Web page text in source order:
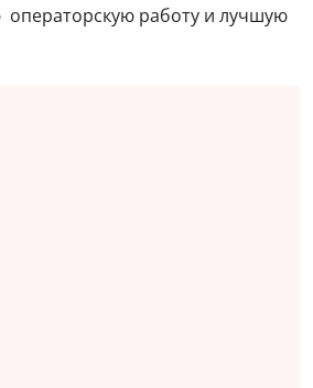
работу и лучшую